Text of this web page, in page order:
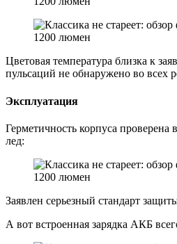
Цветовая температура близка к
пульсаций не обнаружено во всех
Эксплуатация
Герметичность корпуса
лед:
Заявлен серьезный стандарт
А вот встроенная зарядка АКБ